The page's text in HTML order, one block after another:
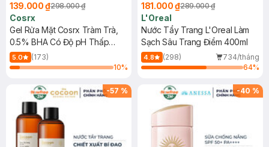
139.000 ₫298.000 ₫
Cosrx
Gel Rửa Mặt Cosrx Tràm Trà,
0.5% BHA Có Độ pH Thấp
150ml
5.0
(173)
10%
181.000 ₫289.000 ₫
L'Oreal
Nước Tẩy Trang L'Oreal Làm
Sạch Sâu Trang Điểm 400ml
4.8 (298)
734/tháng
64%
-57 % -40 %